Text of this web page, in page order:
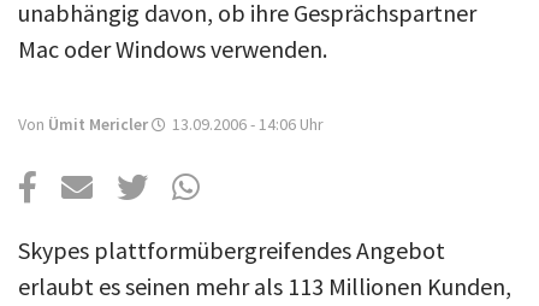
Über uns
Podcast
Mac Life+
unabhängig davon, ob ihre Gesprächspartner
Mac oder Windows verwenden.
Von Ümit Mericler 13.09.2006 - 14:06 Uhr
Skypes plattformübergreifendes Angebot
erlaubt es seinen mehr als 113 Millionen Kunden,